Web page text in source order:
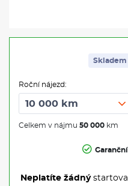
Skladem
Roční nájezd:
Celkem v nájmu 50 000 km
Neplatíte žádný